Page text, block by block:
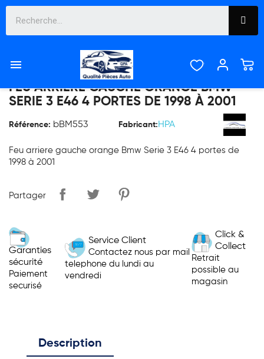

FEU ARRIERE GAUCHE ORANGE BMW
SERIE 3 E46 4 PORTES DE 1998 À 2001
Référence: bBM553 Fabricant: HPA
Feu arriere gauche orange Bmw Serie 3 E46 4 portes de
1998 à 2001
Partager
Garanties
sécurité
Paiement
securisé
Service Client
Contactez nous par mail
telephone du lundi au
vendredi
Click &
Collect
Retrait
possible au
magasin
Description